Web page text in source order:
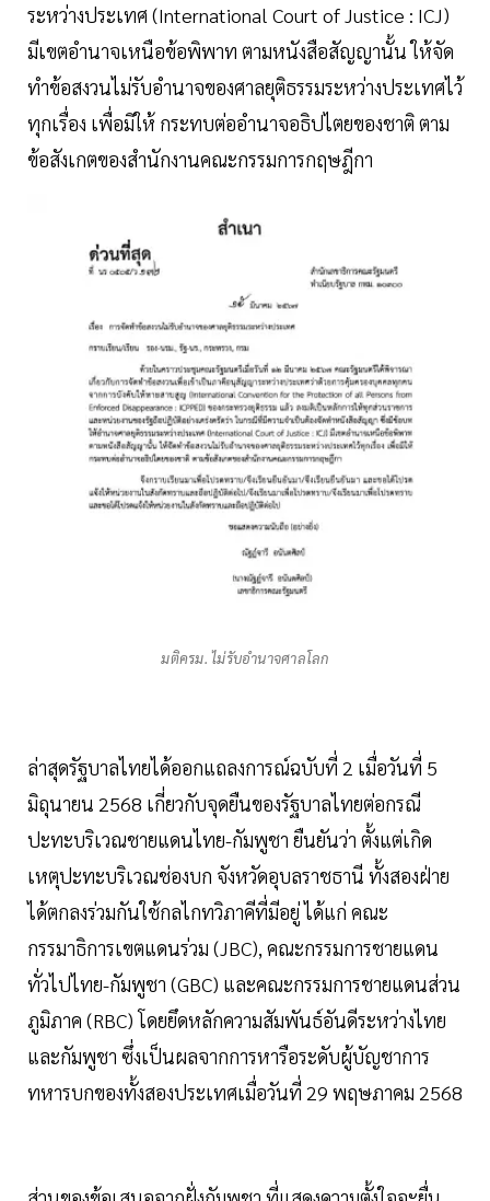
ระหว่างประเทศ (International Court of Justice : ICJ)
มีเขตอำนาจเหนือข้อพิพาท ตามหนังสือสัญญานั้น ให้จัด
ทำข้อสงวนไม่รับอำนาจของศาลยุติธรรมระหว่างประเทศไว้
ทุกเรื่อง เพื่อมิให้ กระทบต่ออำนาจอธิปไตยของชาติ ตาม
ข้อสังเกตของสำนักงานคณะกรรมการกฤษฎีกา
มติครม. ไม่รับอำนาจศาลโลก
ล่าสุดรัฐบาลไทยได้ออกแถลงการณ์ฉบับที่ 2 เมื่อวันที่ 5
มิถุนายน 2568 เกี่ยวกับจุดยืนของรัฐบาลไทยต่อกรณี
ปะทะบริเวณชายแดนไทย-กัมพูชา ยืนยันว่า ตั้งแต่เกิด
เหตุปะทะบริเวณช่องบก จังหวัดอุบลราชธานี ทั้งสองฝ่าย
ได้ตกลงร่วมกันใช้กลไกทวิภาคีที่มีอยู่ ได้แก่ คณะ
กรรมาธิการเขตแดนร่วม (JBC), คณะกรรมการชายแดน
ทั่วไปไทย-กัมพูชา (GBC) และคณะกรรมการชายแดนส่วน
ภูมิภาค (RBC) โดยยึดหลักความสัมพันธ์อันดีระหว่างไทย
และกัมพูชา ซึ่งเป็นผลจากการหารือระดับผู้บัญชาการ
ทหารบกของทั้งสองประเทศเมื่อวันที่ 29 พฤษภาคม 2568